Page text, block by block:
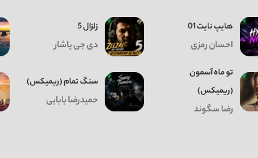
هایپ نایت 01
احسان رمزی
زلزال 5
دی جی یاشار
تو ماه آسمون
(ریمیکس)
رضا سگوند
سنگ تمام (ریمیکس)
حمیدرضا بابایی